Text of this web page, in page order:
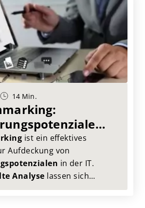
nutzen können.
14 Min.
ist ein effektives
Aufdeckung von
in der IT.
Analyse lassen sich
identifizieren,